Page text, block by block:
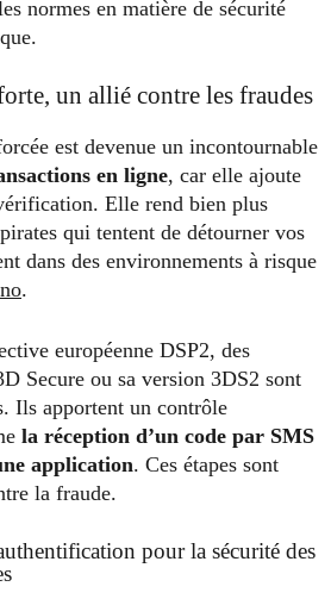
normes en matière de sécurité
un allié contre les fraudes
est devenue un incontournable
en ligne, car elle ajoute
Elle rend bien plus
qui tentent de détourner vos
dans des environnements à risque
.
européenne DSP2, des
Secure ou sa version 3DS2 sont
Ils apportent un contrôle
la réception d’un code par SMS
application. Ces étapes sont
la fraude.
pour la sécurité des